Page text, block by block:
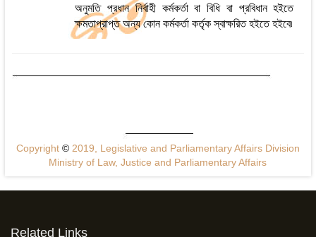
অনুমতি প্রধান নির্বাহী কর্মকর্তা বা বিধি বা প্রবিধান হইতে
ক্ষমতাপ্রাপ্ত অন্য কোন কর্মকর্তা কর্তৃক স্বাক্ষরিত হইতে হইবে৷
Copyright ©2019, Legislative and Parliamentary Affairs Division
Ministry of Law, Justice and Parliamentary Affairs
Related Links